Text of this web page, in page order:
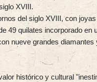
XVIII.
del siglo XVIII, con
49 quilates incorporado en
nueve grandes
histórico y cultural